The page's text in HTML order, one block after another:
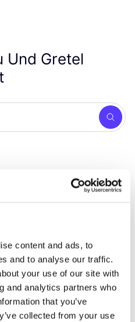
content and ads, to
and to analyse our traffic.
your use of our site with
and analytics partners who
that you’ve
collected from your use
Und Gretel
like